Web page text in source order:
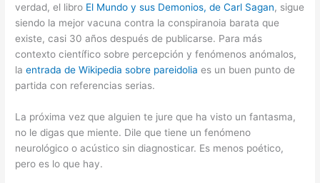
verdad, el libro El Mundo y sus Demonios, de Carl Sagan, sigue
siendo la mejor vacuna contra la conspiranoia barata que
existe, casi 30 años después de publicarse. Para más
contexto científico sobre percepción y fenómenos anómalos,
laentrada de Wikipedia sobre pareidolia es un buen punto de
partida con referencias serias.
La próxima vez que alguien te jure que ha visto un fantasma,
no le digas que miente. Dile que tiene un fenómeno
neurológico o acústico sin diagnosticar. Es menos poético,
pero es lo que hay.